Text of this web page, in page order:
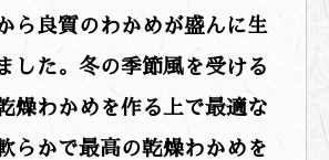
ら良質のわかめが盛んに生
した。冬の季節風を受ける
燥わかめを作る上で最適な
らかで最高の乾燥わかめを